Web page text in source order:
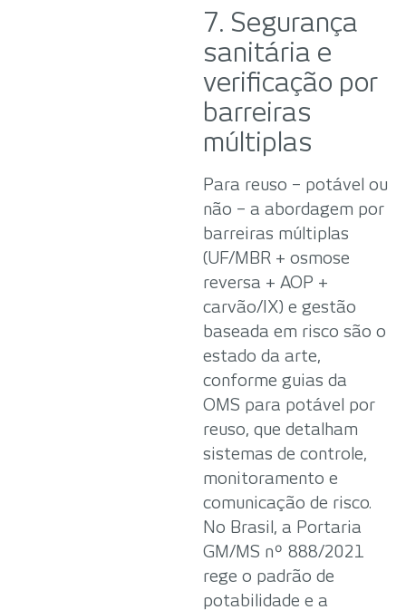
7. Segurança
sanitária e
verificação por
barreiras
múltiplas
Para reuso – potável ou
não – a abordagem por
barreiras múltiplas
(UF/MBR + osmose
reversa + AOP +
carvão/IX) e gestão
baseada em risco são o
estado da arte,
conforme guias da
OMS para potável por
reuso, que detalham
sistemas de controle,
monitoramento e
comunicação de risco.
No Brasil, a Portaria
GM/MS nº 888/2021
rege o padrão de
potabilidade e a